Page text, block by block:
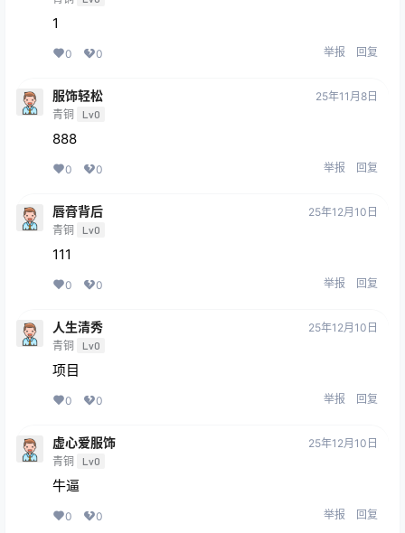
1
0 0 举报 回复
服饰轻松
青铜 Lv0
25年11月8日
888
0 0 举报 回复
唇膏背后
青铜 Lv0
25年12月10日
111
0 0 举报 回复
人生清秀
青铜 Lv0
25年12月10日
项目
0 0 举报 回复
虚心爱服饰
青铜 Lv0
25年12月10日
牛逼
0 0 举报 回复